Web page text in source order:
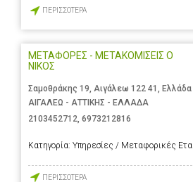
ΠΕΡΙΣΣΟΤΕΡΑ
ΜΕΤΑΦΟΡΕΣ - ΜΕΤΑΚΟΜΙΣΕΙΣ Ο
ΝΙΚΟΣ
Σαμοθράκης 19, Αιγάλεω 122 41, Ελλάδα
ΑΙΓΑΛΕΩ - ΑΤΤΙΚΗΣ - ΕΛΛΑΔΑ
2103452712, 6973212816
Κατηγορία: Υπηρεσίες / Μεταφορικές
ΠΕΡΙΣΣΟΤΕΡΑ